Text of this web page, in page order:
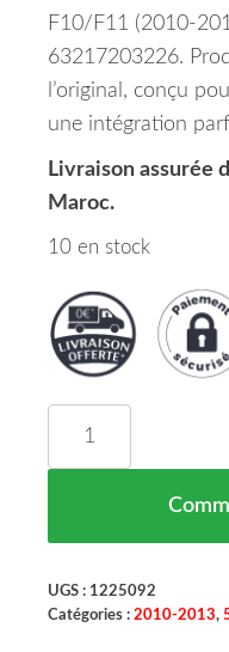
F10/F11 (2010-
63217203226.
l’original, conçu
une intégration
Livraison assurée
Maroc.
10 en stock
UGS : 1225092
Catégories : 2010-2013,